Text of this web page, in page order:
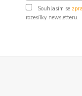
Souhlasím se
rozesílky newsletteru.